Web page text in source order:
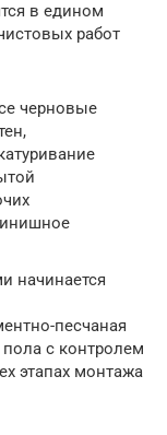
в едином
работ
черновые
начинается
песчаная
с контролем
этапах монтажа